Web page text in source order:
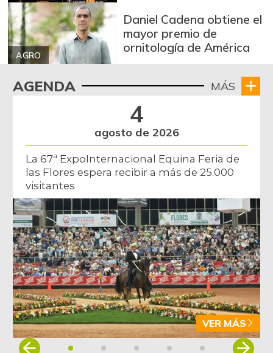
AGRO
Daniel Cadena obtiene el
mayor premio de
ornitología de América
AGENDA MÁS
4
agosto de 2026
La 67ª ExpoInternacional Equina Feria de
las Flores espera recibir a más de 25.000
visitantes
VER MÁS
Item